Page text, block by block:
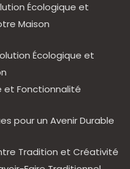
Écologique et
Maison
Écologique et
et Fonctionnalité
pour un Avenir Durable
Tradition et Créativité